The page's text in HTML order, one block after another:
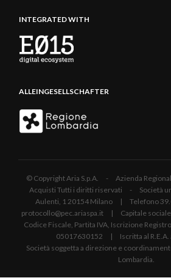
INTEGRATED WITH
ALLEINGESELLSCHAFTER
© Copyright Aria S.p.A. - Azienda
Acquisti Tutti i diritti riservati - Società
Aulenti, 1 20154 Milano | Telefono
protocollo@pec.ariaspa.it | Capitale
Codice Fiscale, Partita IVA, Iscrizione
05017630152 | Iscritta al R.E.A.
Società soggetta a direzione e
Lombardia.